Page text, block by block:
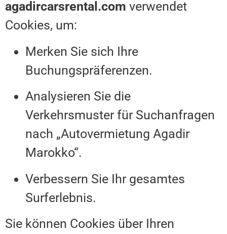
agadircarsrental.com verwendet
Cookies, um:
Merken Sie sich Ihre
Buchungspräferenzen.
Analysieren Sie die
Verkehrsmuster für Suchanfragen
nach „Autovermietung Agadir
Marokko“.
Verbessern Sie Ihr gesamtes
Surferlebnis.
Sie können Cookies über Ihren